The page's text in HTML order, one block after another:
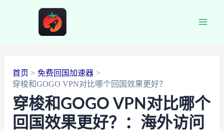
首页
免费回国加速器
穿梭和GOGO VPN对比哪个回国效果更好？
穿梭和GOGO VPN对比哪个
回国效果更好？：海外访问